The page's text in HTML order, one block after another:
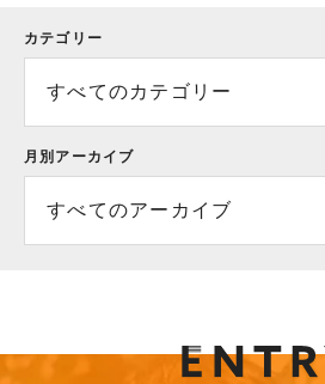
カテゴリー
すべてのカテゴリー
月別アーカイブ
すべてのアーカイブ